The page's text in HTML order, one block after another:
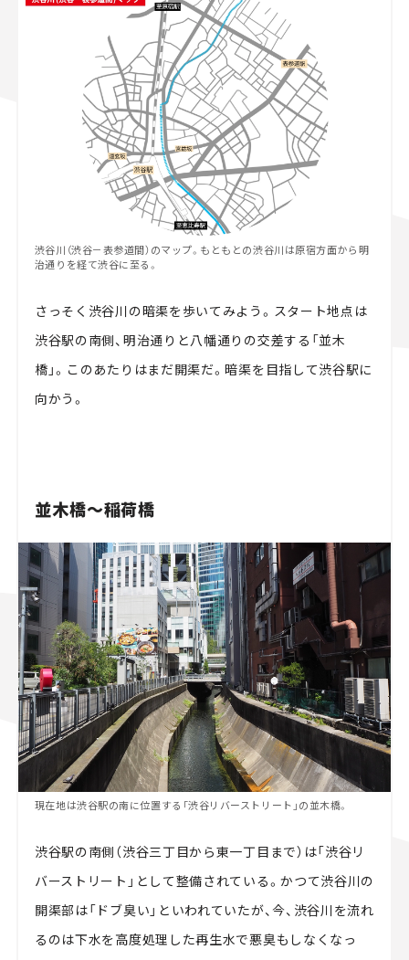
渋谷川（渋谷－表参道間）のマップ。もともとの渋谷川は原宿方面から明
治通りを経て渋谷に至る。
さっそく渋谷川の暗渠を歩いてみよう。スタート地点は
渋谷駅の南側、明治通りと八幡通りの交差する「並木
橋」。このあたりはまだ開渠だ。暗渠を目指して渋谷駅に
向かう。
並木橋～稲荷橋
現在地は渋谷駅の南に位置する「渋谷リバーストリート」の並木橋。
渋谷駅の南側（渋谷三丁目から東一丁目まで）は「渋谷リ
バーストリート」として整備されている。かつて渋谷川の
開渠部は「ドブ臭い」といわれていたが、今、渋谷川を流れ
るのは下水を高度処理した再生水で悪臭もしなくなっ